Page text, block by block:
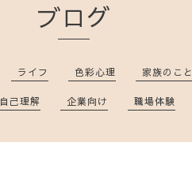
ブログ
ライフ 色彩心理 家族のこと
自己理解 企業向け 職場体験